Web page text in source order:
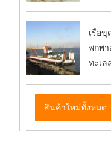
เรือ
พกพ
ทะเล
สินค้าใหม่ทั้งหมด